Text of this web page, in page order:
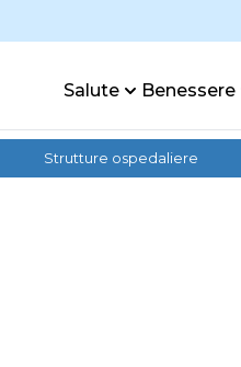
Salute Benessere
Strutture ospedaliere